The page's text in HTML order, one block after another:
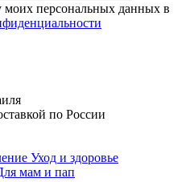
моих персональных данных в
по России
Уход и здоровье
мам и пап